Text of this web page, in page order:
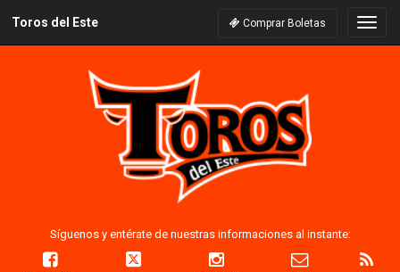
Toros del Este Comprar Boletas
Síguenos y entérate de nuestras informaciones al instante: